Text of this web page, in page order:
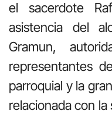
el sacerdote
asistencia del
Gramun,
representantes
parroquial y la
relacionada con